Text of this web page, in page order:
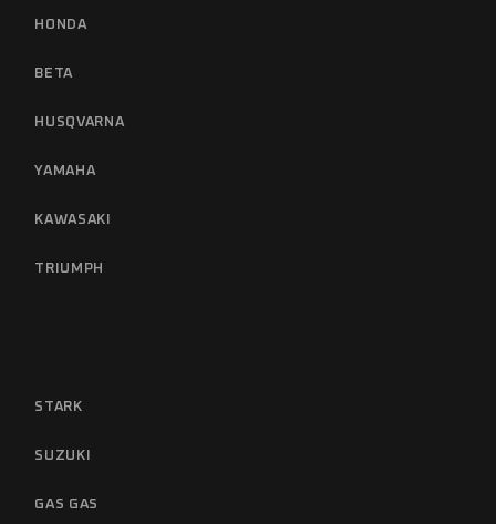
HONDA
BETA
HUSQVARNA
YAMAHA
KAWASAKI
TRIUMPH
STARK
SUZUKI
GAS GAS